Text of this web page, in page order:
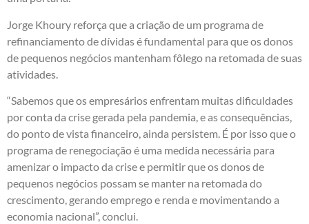
Jorge Khoury reforça que a criação de um programa de
refinanciamento de dívidas é fundamental para que os donos
de pequenos negócios mantenham fôlego na retomada de suas
atividades.
“Sabemos que os empresários enfrentam muitas dificuldades
por conta da crise gerada pela pandemia, e as consequências,
do ponto de vista financeiro, ainda persistem. É por isso que o
programa de renegociação é uma medida necessária para
amenizar o impacto da crise e permitir que os donos de
pequenos negócios possam se manter na retomada do
crescimento, gerando emprego e renda e movimentando a
economia nacional”, conclui.